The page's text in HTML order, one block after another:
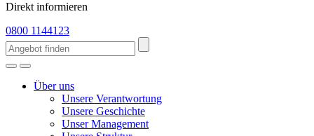
Direkt informieren
0800 1144123
Über uns
Unsere Verantwortung
Unsere Geschichte
Unser Management